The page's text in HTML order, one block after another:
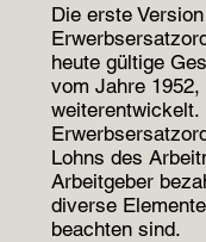
Die erste
heute gültige
vom Jahre 1952,
Lohns des
Arbeitgeber
diverse
beachten sind.